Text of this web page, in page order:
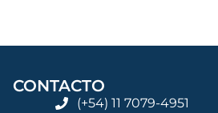
CONTACTO
(+54) 11 7079-4951